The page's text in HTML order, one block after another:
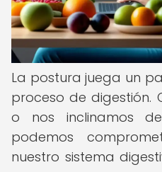
La postura juega un
proceso de digestión.
o nos inclinamos
podemos
nuestro sistema